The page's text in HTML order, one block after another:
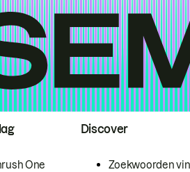
One
Discover
Zoekwoorden